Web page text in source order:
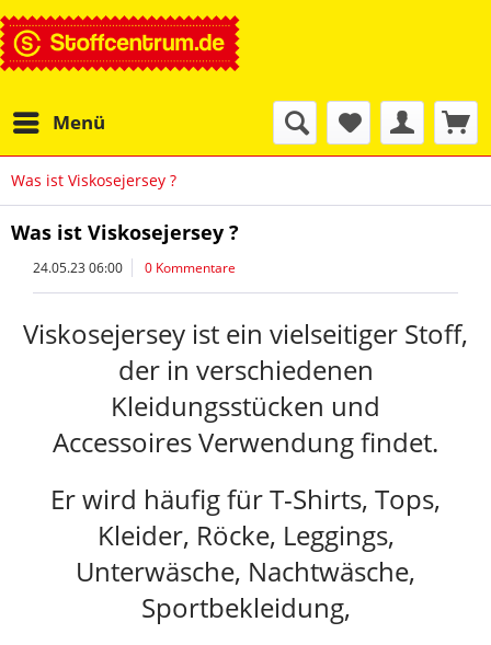
Menü
Was ist Viskosejersey ?
Was ist Viskosejersey ?
24.05.23 06:00 0 Kommentare
Viskosejersey ist ein vielseitiger Stoff,
der in verschiedenen
Kleidungsstücken und
Accessoires Verwendung findet.
Er wird häufig für T-Shirts, Tops,
Kleider, Röcke, Leggings,
Unterwäsche, Nachtwäsche,
Sportbekleidung,